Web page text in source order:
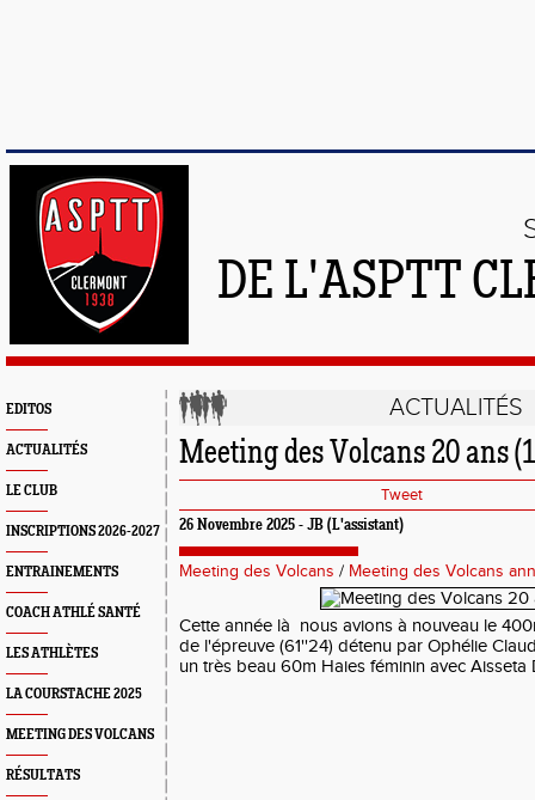
DE L'ASPTT
EDITOS
ACTUALITÉS
LE CLUB
INSCRIPTIONS 2026-2027
ENTRAINEMENTS
COACH ATHLÉ SANTÉ
LES ATHLÈTES
LA COURSTACHE 2025
MEETING DES VOLCANS
RÉSULTATS
ACTUALITÉS
Meeting des Volcans 20 ans
Tweet
26 Novembre 2025 - JB (L'assistant)
Meeting des Volcans / Meeting des Volcans
Cette année là nous avions à nouveau le
de l'épreuve (61''24) détenu par Ophélie
un très beau 60m Haies féminin avec Aisseta